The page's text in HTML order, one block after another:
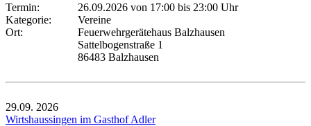
Termin:
26.09.2026 von 17:00 bis 23:00 Uhr
Kategorie:
Vereine
Ort:
Feuerwehrgerätehaus Balzhausen
Sattelbogenstraße 1
86483 Balzhausen
29.09. 2026
Wirtshaussingen im Gasthof Adler